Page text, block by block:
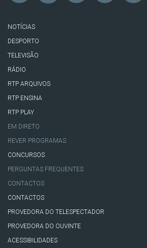
NOTÍCIAS
DESPORTO
TELEVISÃO
RÁDIO
RTP ARQUIVOS
RTP ENSINA
RTP PLAY
EM DIRETO
REVER PROGRAMAS
CONCURSOS
PERGUNTAS FREQUENTES
CONTACTOS
CONTACTOS
PROVEDORA DO TELESPECTADOR
PROVEDORA DO OUVINTE
ACESSIBILIDADES